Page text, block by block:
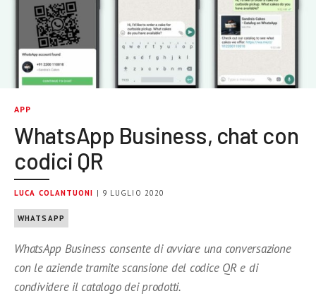
APP
WhatsApp Business, chat con
codici QR
LUCA COLANTUONI | 9 LUGLIO 2020
WHATSAPP
WhatsApp Business consente di avviare una conversazione
con le aziende tramite scansione del codice QR e di
condividere il catalogo dei prodotti.